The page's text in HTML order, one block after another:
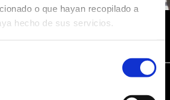
o que hayan recopilado a
hecho de sus servicios.
Via